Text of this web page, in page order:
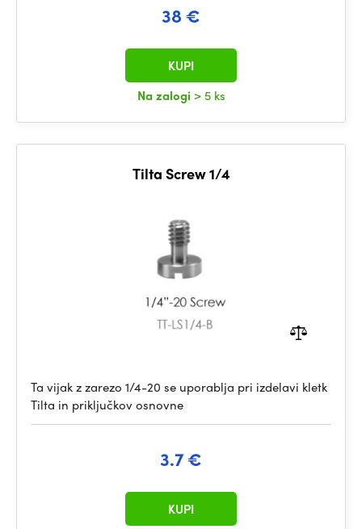
38 €
Na zalogi > 5 ks
KUPI
Tilta Screw 1/4
Ta vijak z zarezo 1/4-20 se uporablja pri izdelavi kletk
Tilta in priključkov osnovne
3.7 €
KUPI